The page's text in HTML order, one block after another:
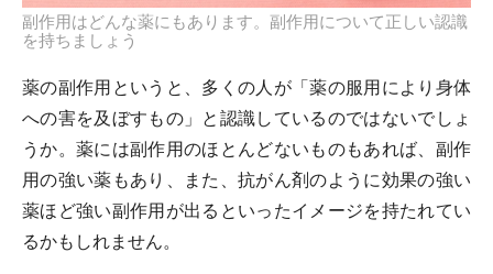
副作用はどんな薬にもあります。副作用について正しい認識
を持ちましょう
薬の副作用というと、多くの人が「薬の服用により身体
への害を及ぼすもの」と認識しているのではないでしょ
うか。薬には副作用のほとんどないものもあれば、副作
用の強い薬もあり、また、抗がん剤のように効果の強い
薬ほど強い副作用が出るといったイメージを持たれてい
るかもしれません。